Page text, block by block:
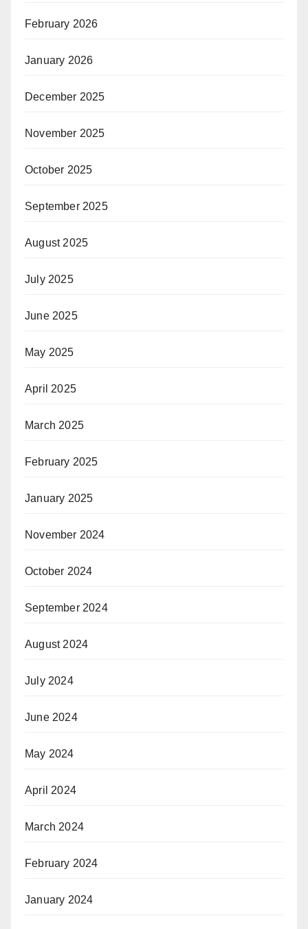
February 2026
January 2026
December 2025
November 2025
October 2025
September 2025
August 2025
July 2025
June 2025
May 2025
April 2025
March 2025
February 2025
January 2025
November 2024
October 2024
September 2024
August 2024
July 2024
June 2024
May 2024
April 2024
March 2024
February 2024
January 2024